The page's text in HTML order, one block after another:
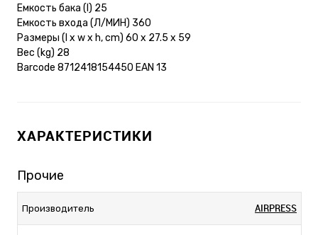
Емкость бака (l) 25
Емкость входа (Л/МИН) 360
Размеры (l x w x h, cm) 60 x 27.5 x 59
Вес (kg) 28
Barcode 8712418154450 EAN 13
ХАРАКТЕРИСТИКИ
Прочие
Производитель AIRPRESS